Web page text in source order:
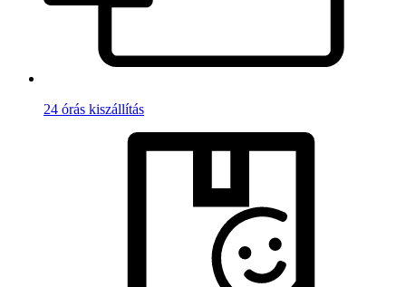
24 órás kiszállítás